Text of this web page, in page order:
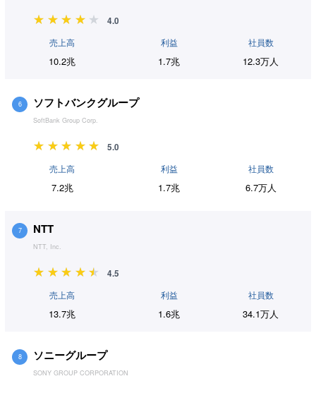
4.0
売上高
10.2兆
利益
1.7兆
社員数
12.3万人
6 ソフトバンクグループ
SoftBank Group Corp.
5.0
売上高
7.2兆
利益
1.7兆
社員数
6.7万人
7 NTT
NTT, Inc.
4.5
売上高
13.7兆
利益
1.6兆
社員数
34.1万人
8 ソニーグループ
SONY GROUP CORPORATION